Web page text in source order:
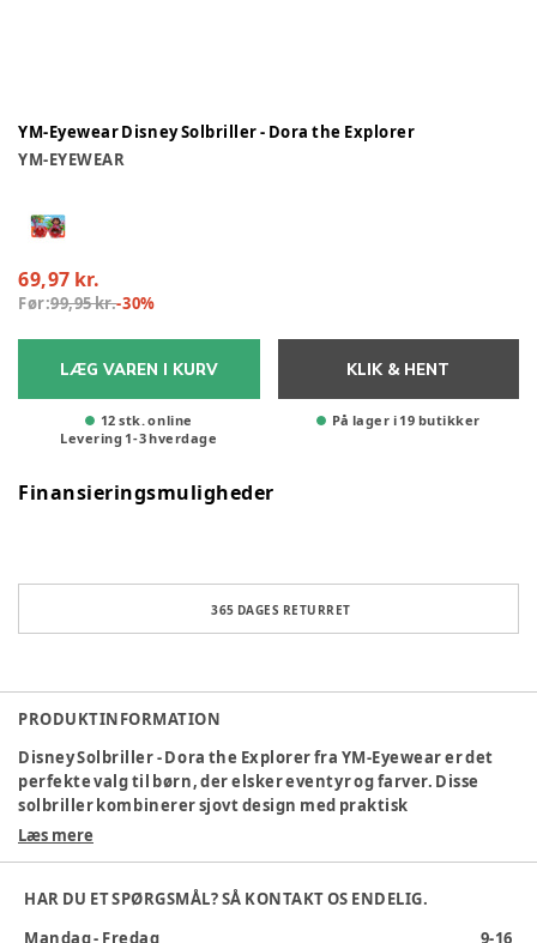
YM-Eyewear Disney Solbriller - Dora the Explorer
YM-EYEWEAR
69,97 kr.
Før:99,95 kr.-30%
LÆG VAREN I KURV
12 stk. online
Levering 1-3hverdage
KLIK & HENT
På lager i 19 butikker
Finansieringsmuligheder
365 DAGES RETURRET
PRODUKTINFORMATION
Disney Solbriller - Dora the Explorer fra YM-Eyewear er det
perfekte valg til børn, der elsker eventyr og farver. Disse
solbriller kombinerer sjovt design med praktisk
solbeskyttelse, så dit barn trygt kan lege udendørs på solrige
materialer sikrer, at de sidder behageligt hele dagen.
Læs mere
HAR DU ET SPØRGSMÅL? SÅ KONTAKT OS ENDELIG.
Mandag - Fredag
9-16